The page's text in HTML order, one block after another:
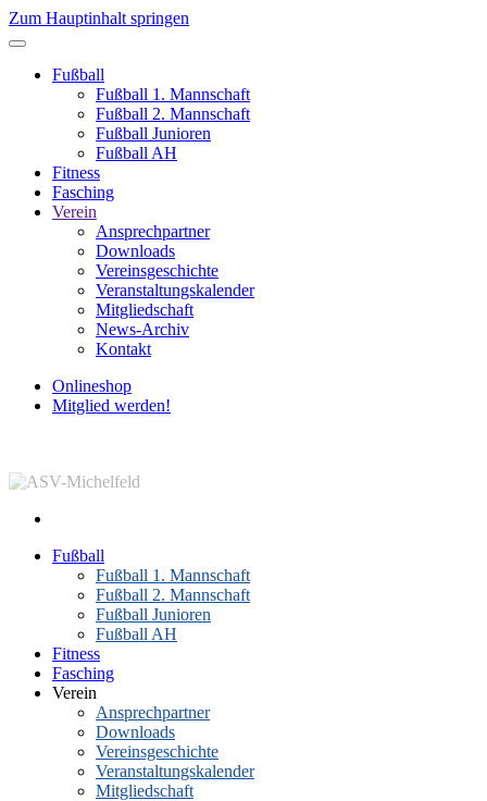
Zum Hauptinhalt springen
Fußball
Fußball 1. Mannschaft
Fußball 2. Mannschaft
Fußball Junioren
Fußball AH
Fitness
Fasching
Verein
Ansprechpartner
Downloads
Vereinsgeschichte
Veranstaltungskalender
Mitgliedschaft
News-Archiv
Kontakt
Onlineshop
Mitglied werden!
Fußball
Fußball 1. Mannschaft
Fußball 2. Mannschaft
Fußball Junioren
Fußball AH
Fitness
Fasching
Verein
Ansprechpartner
Downloads
Vereinsgeschichte
Veranstaltungskalender
Mitgliedschaft